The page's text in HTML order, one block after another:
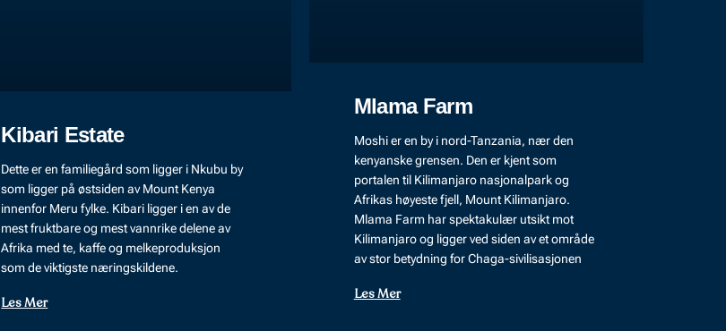
Kibari Estate
Dette er en familiegård som ligger i Nkubu by
som ligger på østsiden av Mount Kenya
innenfor Meru fylke. Kibari ligger i en av de
mest fruktbare og mest vannrike delene av
Afrika med te, kaffe og melkeproduksjon
som de viktigste næringskildene.
Les Mer
Mlama Farm
Moshi er en by i nord-Tanzania, nær den
kenyanske grensen. Den er kjent som
portalen til Kilimanjaro nasjonalpark og
Afrikas høyeste fjell, Mount Kilimanjaro.
Mlama Farm har spektakulær utsikt mot
Kilimanjaro og ligger ved siden av et område
av stor betydning for Chaga-sivilisasjonen
Les Mer